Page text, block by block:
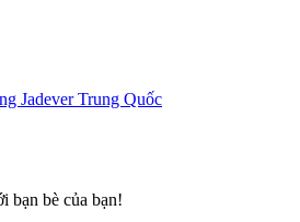
Jadever Trung Quốc
bạn bè của bạn!